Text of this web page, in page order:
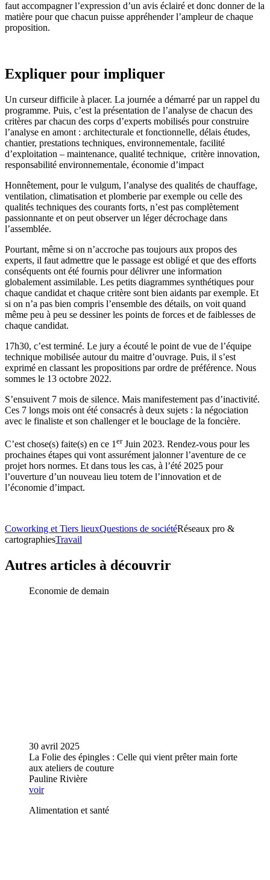
faut accompagner l’expression d’un avis éclairé et donc donner de la
matière pour que chacun puisse appréhender l’ampleur de chaque
proposition.
Expliquer pour impliquer
Un curseur difficile à placer. La journée a démarré par un rappel du
programme. Puis, c’est la présentation de l’analyse de chacun des
critères par chacun des corps d’experts mobilisés pour construire
l’analyse en amont : architecturale et fonctionnelle, délais études,
chantier, prestations techniques, environnementale, facilité
d’exploitation – maintenance, qualité technique, critère innovation,
responsabilité environnementale, économie d’impact
Honnêtement, pour le vulgum, l’analyse des qualités de chauffage,
ventilation, climatisation et plomberie par exemple ou celle des
qualités techniques des courants forts, n’est pas complètement
passionnante et on peut observer un léger décrochage dans
l’assemblée.
Pourtant, même si on n’accroche pas toujours aux propos des
experts, il faut admettre que le passage est obligé et que des efforts
conséquents ont été fournis pour délivrer une information
globalement assimilable. Les petits diagrammes synthétiques pour
chaque candidat et chaque critère sont bien aidants par exemple. Et
si on n’a pas bien compris l’ensemble des détails, on voit quand
même peu à peu se dessiner les points de forces et de faiblesses de
chaque candidat.
17h30, c’est terminé. Le jury a écouté le point de vue de l’équipe
technique mobilisée autour du maitre d’ouvrage. Puis, il s’est
exprimé en classant les propositions par ordre de préférence. Nous
sommes le 13 octobre 2022.
S’ensuivent 7 mois de silence. Mais manifestement pas d’inactivité.
Ces 7 longs mois ont été consacrés à deux sujets : la négociation
avec le finaliste et son challenger et le bouclage de la foncière.
C’est chose(s) faite(s) en ce 1 erJuin 2023. Rendez-vous pour les
prochaines étapes qui vont assurément jalonner l’aventure de ce
projet hors normes. Et dans tous les cas, à l’été 2025 pour
l’ouverture d’un nouveau lieu totem de l’innovation et de
l’économie d’impact.
Coworking et Tiers lieuxQuestions de sociétéRéseaux pro &
cartographiesTravail
Autres articles à découvrir
Economie de demain
30 avril 2025
La Folie des épingles : Celle qui vient prêter main forte
aux ateliers de couture
Pauline Rivière
voir
Alimentation et santé